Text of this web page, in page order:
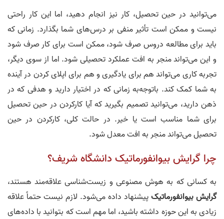
می‌توانید در حین تحصیل، کار نیز انجام دهید، اما این کار راحتی
نیست و ممکن است تأثیر منفی بر درس‌های شما بگذارد. زمانی که
باید برای مطالعه دروس صرف شود، ممکن است برای کار صرف شود
و این می‌تواند منجر به افت عملکرد تحصیلی شود. اما از سوی دیگر،
تجربه کاری می‌تواند هم برای یادگیری و هم برای اپلای کردن در آینده
به شما کمک کند. باتوجه‌به زمانی که در اختیار دارید و هدفی که در
ذهن دارید، می‌توانید تصمیم بگیرید که آیا کارکردن در حین تحصیل
برای شما مناسب است یا خیر. در حالت کلی، کارکردن در حین
تحصیل می‌تواند منجر به افت معدل شود.
چرا گرایش بیوانفورماتیک دانشگاه شریف؟
به کسانی که به هوش مصنوعی و زیست‌شناسی علاقه‌مند هستند،
گرایشبیوانفورماتیکپیشنهاد داده می‌شود. لازم نیست حتماً علاقه
زیادی به این حوزه داشته باشید، اما مهم است که بتوانید با داده‌های